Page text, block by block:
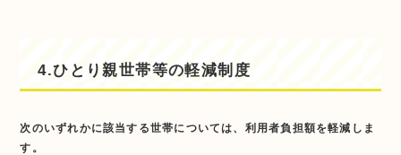
4.ひとり親世帯等の軽減制度
次のいずれかに該当する世帯については、利用者負担額を軽減しま
す。